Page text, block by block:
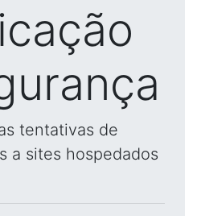
tentativas de
a sites hospedados